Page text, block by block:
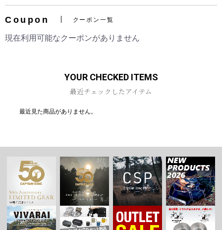
お買い物を続ける カートへ進む
Coupon クーポン一覧
現在利用可能なクーポンがありません
YOUR CHECKED ITEMS
最近チェックしたアイテム
最近見た商品がありません。